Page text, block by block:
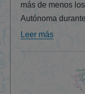
más de menos
Autónoma
Leer más